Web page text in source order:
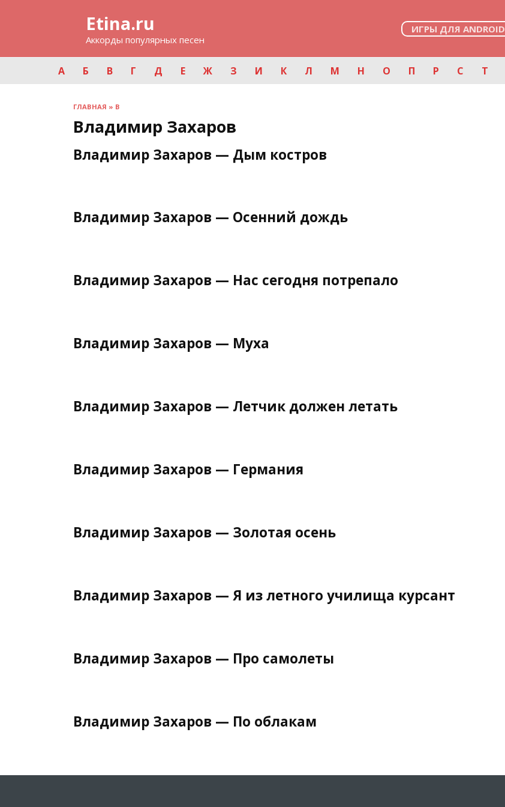
Etina.ru
Аккорды популярных песен
ИГРЫ ДЛЯ ANDROID
А Б В Г Д Е Ж З И К Л М Н О П Р С Т
ГЛАВНАЯ » В
Владимир Захаров
Владимир Захаров — Дым костров
Владимир Захаров — Осенний дождь
Владимир Захаров — Нас сегодня потрепало
Владимир Захаров — Муха
Владимир Захаров — Летчик должен летать
Владимир Захаров — Германия
Владимир Захаров — Золотая осень
Владимир Захаров — Я из летного училища курсант
Владимир Захаров — Про самолеты
Владимир Захаров — По облакам